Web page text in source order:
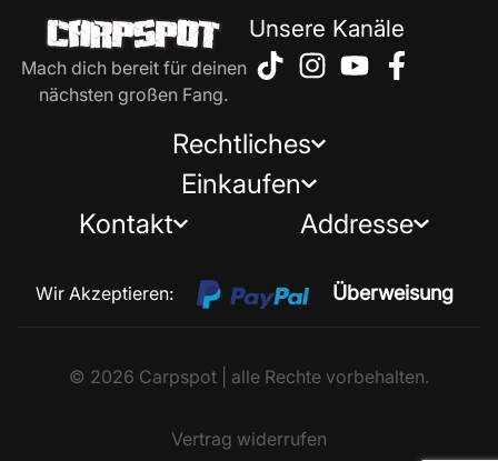
Mach dich bereit für deinen
nächsten großen Fang.
Unsere Kanäle
Rechtliches
Einkaufen
Kontakt
Addresse
Wir Akzeptieren: Überweisung
© 2026 Carpspot | alle Rechte vorbehalten.
Vertrag widerrufen